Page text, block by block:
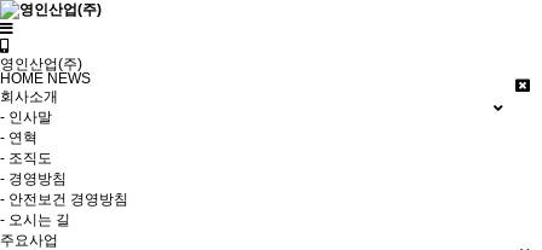
영인산업(주)
HOME NEWS
회사소개
- 인사말
- 연혁
- 조직도
- 경영방침
- 안전보건 경영방침
- 오시는 길
주요사업